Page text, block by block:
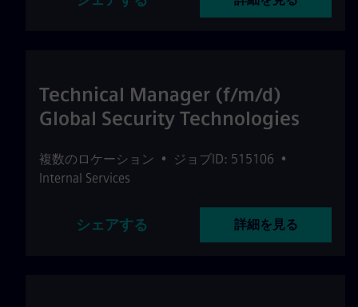
Technical Manager (f/m/d)
Global Security Technologies
複数のロケーション • ジョブID: 515106 •
Internal Services
シェアする 詳細を見る